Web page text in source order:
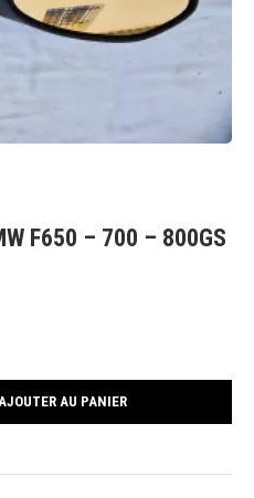
F650 – 700 – 800GS
AJOUTER AU PANIER